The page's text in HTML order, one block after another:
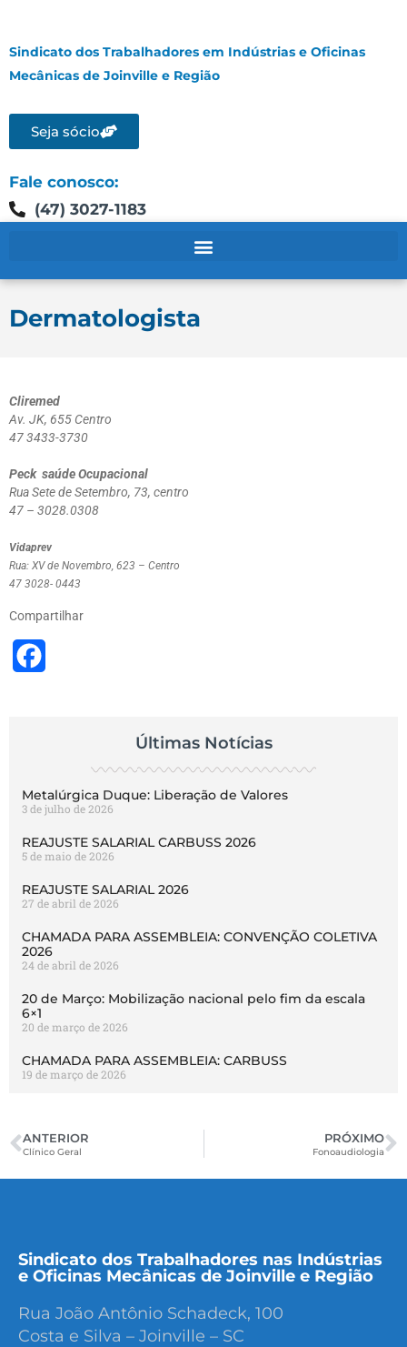
Sindicato dos Trabalhadores em Indústrias e Oficinas
Mecânicas de Joinville e Região
Seja sócio
Fale conosco:
(47) 3027-1183
Dermatologista
Cliremed
Av. JK, 655 Centro
47 3433-3730
Peck saúde Ocupacional
Rua Sete de Setembro, 73, centro
47 – 3028.0308
Vidaprev
Rua: XV de Novembro, 623 – Centro
47 3028- 0443
Compartilhar
Últimas Notícias
Metalúrgica Duque: Liberação de Valores
3 de julho de 2026
REAJUSTE SALARIAL CARBUSS 2026
5 de maio de 2026
REAJUSTE SALARIAL 2026
27 de abril de 2026
CHAMADA PARA ASSEMBLEIA: CONVENÇÃO COLETIVA
2026
24 de abril de 2026
20 de Março: Mobilização nacional pelo fim da escala
6×1
20 de março de 2026
CHAMADA PARA ASSEMBLEIA: CARBUSS
19 de março de 2026
ANTERIOR
Clínico Geral
PRÓXIMO
Fonoaudiologia
Sindicato dos Trabalhadores nas Indústrias
e Oficinas Mecânicas de Joinville e Região
Rua João Antônio Schadeck, 100
Costa e Silva – Joinville – SC